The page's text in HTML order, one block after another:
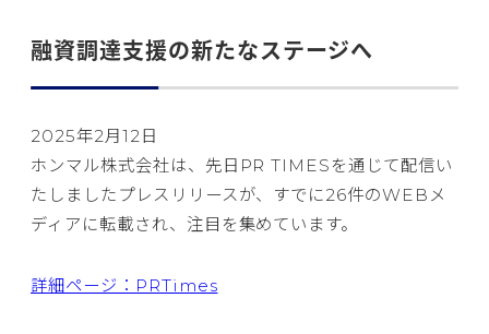
融資調達支援の新たなステージへ
2025年2月12日
ホンマル株式会社は、先日PR TIMESを通じて配信い
たしましたプレスリリースが、すでに26件のWEBメ
ディアに転載され、注目を集めています。
詳細ページ：PRTimes